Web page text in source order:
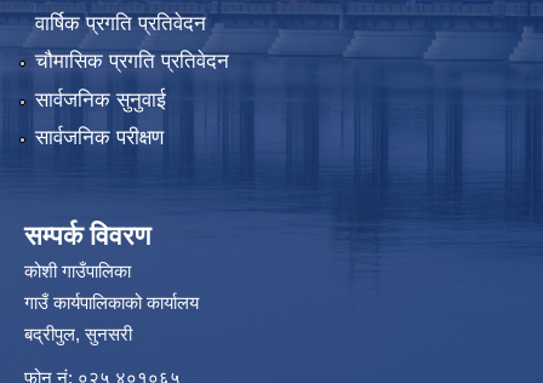
वार्षिक प्रगति प्रतिवेदन
चौमासिक प्रगति प्रतिवेदन
सार्वजनिक सुनुवाई
सार्वजनिक परीक्षण
सम्पर्क विवरण
कोशी गाउँपालिका
गाउँ कार्यपालिकाको कार्यालय
बद्रीपुल, सुनसरी
फोन नं: ०२५ ४०१०६५